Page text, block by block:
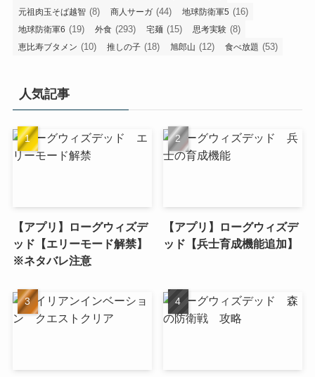
元祖肉玉そば越智 (8) 商人サーガ (44) 地球防衛軍5 (16)
地球防衛軍6 (19) 外食 (293) 宅麺 (15) 思考実験 (8)
恵比寿ブタメン (10) 推しの子 (18) 旭郎山 (12) 食べ放題 (53)
人気記事
【アプリ】ローグウィズデ
ッド【エリーモード解禁】
※ネタバレ注意
【アプリ】ローグウィズデ
ッド【兵士育成機能追加】